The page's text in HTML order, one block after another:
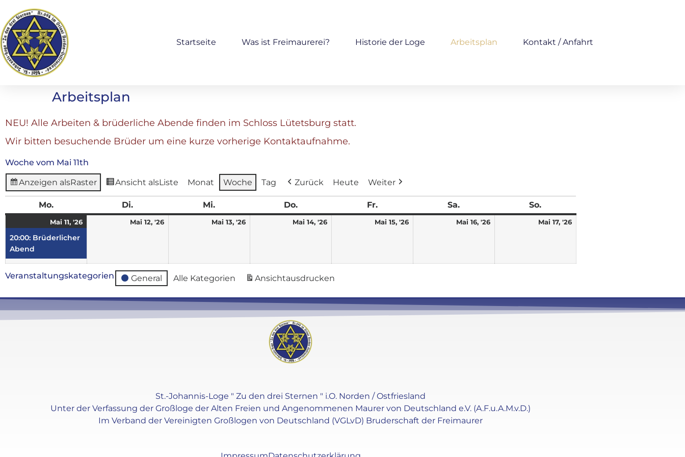
Startseite Was ist Freimaurerei? Historie der Loge Arbeitsplan Kontakt / Anfahrt
Arbeitsplan
NEU! Alle Arbeiten & brüderliche Abende finden im Schloss Lütetsburg statt.
Wir bitten besuchende Brüder um eine kurze vorherige Kontaktaufnahme.
Woche vom Mai 11th
Anzeigen alsRaster Ansicht alsListe Monat Woche Tag Zurück Heute Weiter
Mo. Di. Mi. Do. Fr. Sa. So.
Mai 11, '26
20:00: Brüderlicher
Abend
Mai 12, '26 Mai 13, '26 Mai 14, '26 Mai 15, '26 Mai 16, '26 Mai 17, '26
Veranstaltungskategorien General Alle Kategorien Ansichtausdrucken
St.-Johannis-Loge " Zu den drei Sternen " i.O. Norden / Ostfriesland
Unter der Verfassung der Großloge der Alten Freien und Angenommenen Maurer von Deutschland e.V. (A.F.u.A.M.v.D.)
Im Verband der Vereinigten Großlogen von Deutschland (VGLvD) Bruderschaft der Freimaurer